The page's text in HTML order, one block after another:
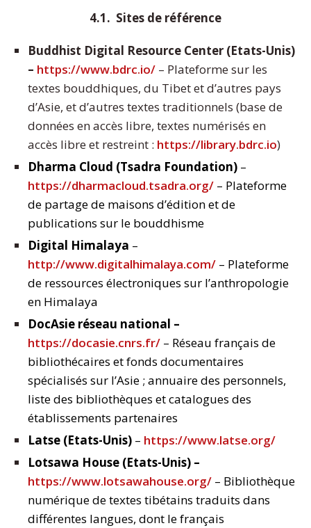
4.1. Sites de référence
Buddhist Digital Resource Center (Etats-Unis)
– https://www.bdrc.io/ – Plateforme sur les
textes bouddhiques, du Tibet et d’autres pays
d’Asie, et d’autres textes traditionnels (base de
données en accès libre, textes numérisés en
accès libre et restreint : https://library.bdrc.io)
Dharma Cloud (Tsadra Foundation) –
https://dharmacloud.tsadra.org/ – Plateforme
de partage de maisons d’édition et de
publications sur le bouddhisme
Digital Himalaya –
http://www.digitalhimalaya.com/ – Plateforme
de ressources électroniques sur l’anthropologie
en Himalaya
DocAsie réseau national –
https://docasie.cnrs.fr/ – Réseau français de
bibliothécaires et fonds documentaires
spécialisés sur l’Asie ; annuaire des personnels,
liste des bibliothèques et catalogues des
établissements partenaires
Latse (Etats-Unis) – https://www.latse.org/
Lotsawa House (Etats-Unis) –
https://www.lotsawahouse.org/ – Bibliothèque
numérique de textes tibétains traduits dans
différentes langues, dont le français